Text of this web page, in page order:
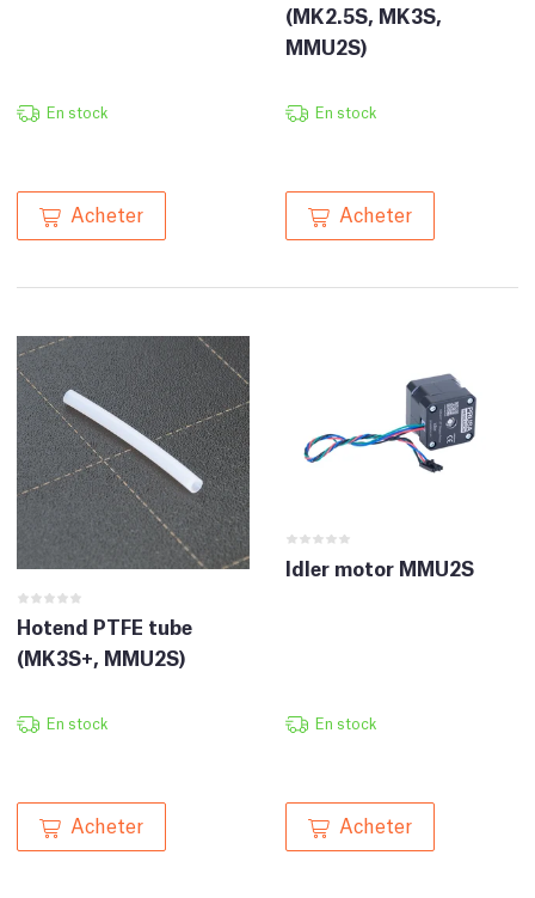
En stock
Acheter
(MK2.5S, MK3S,
MMU2S)
En stock
Acheter
Hotend PTFE tube
(MK3S+, MMU2S)
En stock
Acheter
Idler motor MMU2S
En stock
Acheter